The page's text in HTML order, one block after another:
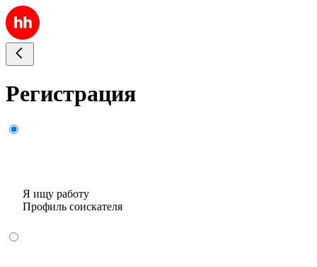
Регистрация
Я ищу работу
Профиль соискателя